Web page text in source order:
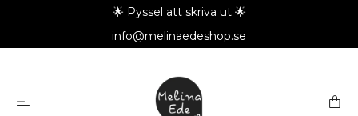
🌟 Pyssel att skriva ut 🌟
info@melinaedeshop.se